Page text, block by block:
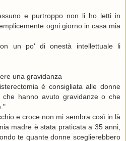
e purtroppo non li ho letti in
ogni giorno in casa mia
un po' di onestà intellettuale li
una gravidanza
è consigliata alle donne
che hanno avuto gravidanze o che
e croce non mi sembra così in là
madre è stata praticata a 35 anni,
te quante donne sceglierebbero